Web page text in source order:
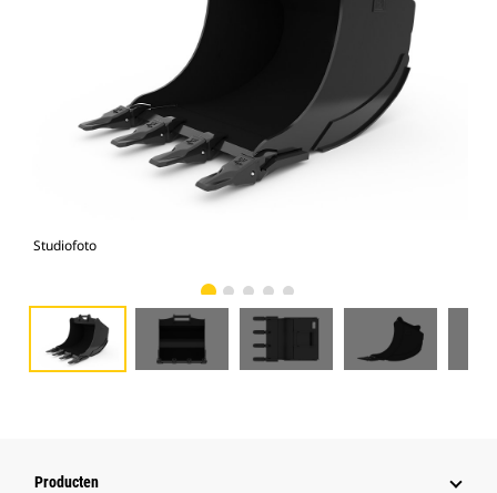
Studiofoto
Producten